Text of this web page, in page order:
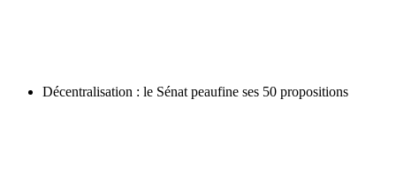
Décentralisation : le Sénat peaufine ses 50 propositions